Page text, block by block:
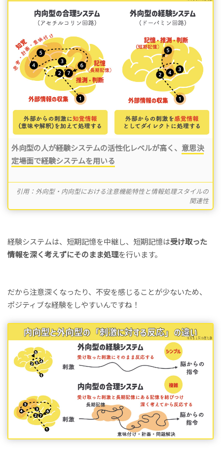
外向型の人が経験システムの活性化レベルが高く、 意思決
定場面で経験システムを用いる
引用：外向型・内向型における注意機能特性と情報処理スタイルの
関連性
経験システムは、短期記憶を中継し、短期記憶は受け取った
情報を深く考えずにそのまま処理を行います。
だから注意深くなったり、不安を感じることが少ないため、
ポジティブな経験をしやすいんですね！